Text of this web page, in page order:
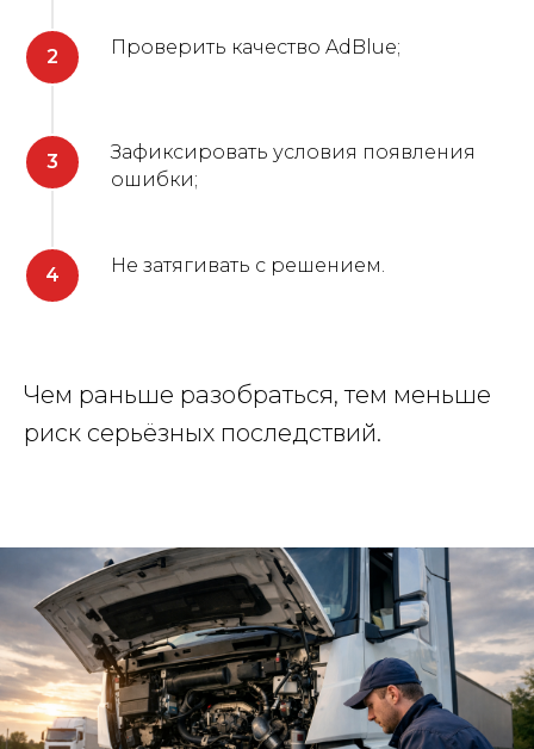
Проверить качество AdBlue;
Зафиксировать условия появления
ошибки;
Не затягивать с решением.
Чем раньше разобраться, тем меньше
риск серьёзных последствий.